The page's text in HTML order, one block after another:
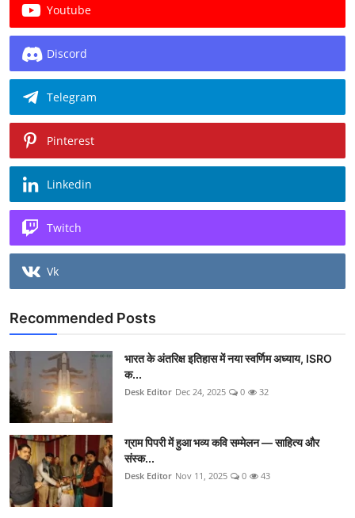
Youtube
Discord
Telegram
Pinterest
Linkedin
Twitch
Vk
Recommended Posts
भारत के अंतरिक्ष इतिहास में नया स्वर्णिम अध्याय, ISRO
क...
Desk Editor Dec 24, 2025 0 32
ग्राम पिपरी में हुआ भव्य कवि सम्मेलन — साहित्य और
संस्क...
Desk Editor Nov 11, 2025 0 43